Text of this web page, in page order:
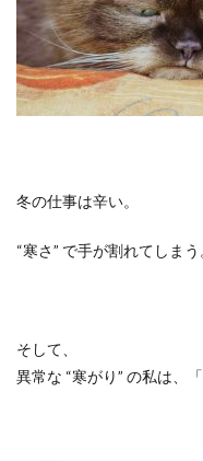
冬の仕事は辛い。
“寒さ” で手が割れてしまう
そして、
異常な “寒がり” の私は、